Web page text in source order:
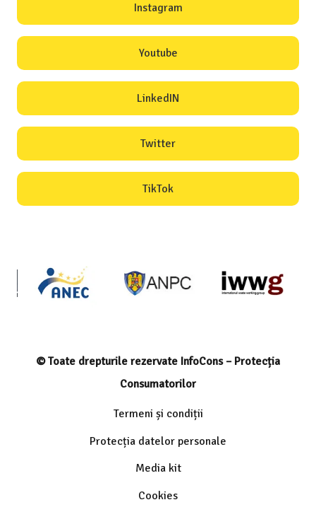
Instagram
Youtube
LinkedIN
Twitter
TikTok
© Toate drepturile rezervate InfoCons – Protecția
Consumatorilor
Termeni și condiții
Protecția datelor personale
Media kit
Cookies